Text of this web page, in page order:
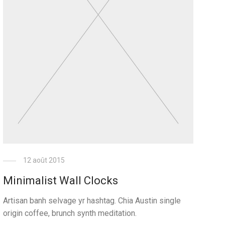
12 août 2015
Minimalist Wall Clocks
Artisan banh selvage yr hashtag. Chia Austin single
origin coffee, brunch synth meditation.